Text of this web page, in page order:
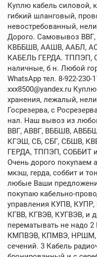
Куплю кабель силовой,
гибкий шланговый,
невостребованный,
Дорого. Самовывоз
КВББШВ, ААШВ, ААБЛ,
КАБЕЛЬ ГЕРДА. ТППЭП,
наличные, б н. Любой
WhatsApp тел. 8-922-230-
xxx8500@yandex.ru
хранения, лежалый,
Госрезерва, с
нал. Наш вывоз из
ВВГ, АВВГ, ВББШВ,
КГЭШ, СБ, СБГ, СБШВ,
ГЕРДА, ТППЭП, СОББИТ
Очень дорого покупаем
мкэш, герда, соббит и
любые Ваши
покупаю кабельно-
управления КУПВ,
КГВВ, КГВЭВ, КУГВЭВ, и
перематывать не надо
КМПВЭВ, КПМВЭ, НРШМ,
сечений. 3 Кабель